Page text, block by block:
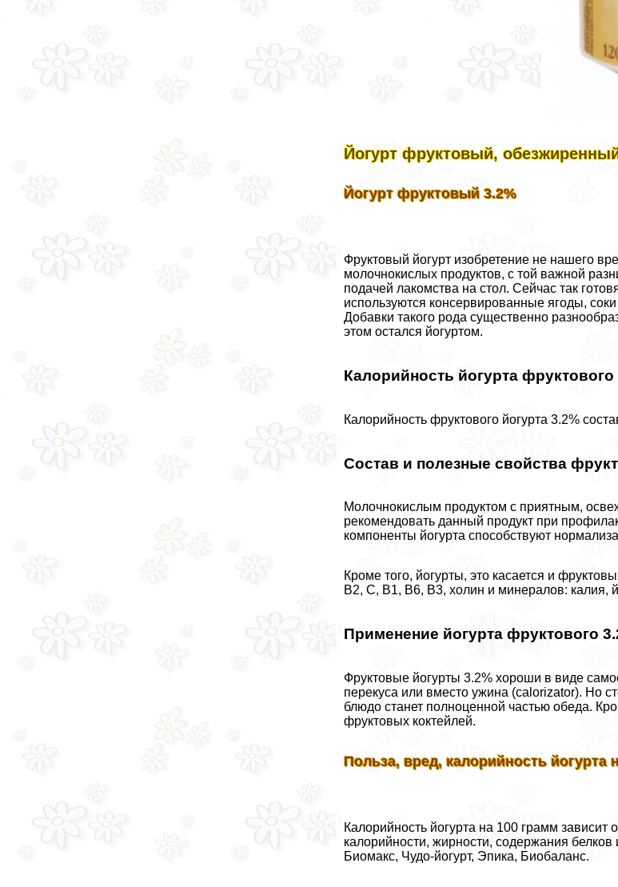
Йогурт фруктовый,
Йогурт фруктовый 3.2%
Фруктовый йогурт изобретение не нашего
молочнокислых продуктов, с той важной
подачей лакомства на стол. Сейчас так
используются консервированные ягоды,
Добавки такого рода существенно
этом остался йогуртом.
Калорийность йогурта фруктового
Калорийность фруктового йогурта 3.2%
Состав и полезные свойства
Молочнокислым продуктом с приятным,
рекомендовать данный продукт при
компоненты йогурта способствуют
Кроме того, йогурты, это касается и
B2, C, B1, B6, В3, холин и минералов:
Применение йогурта фруктового
Фруктовые йогурты 3.2% хороши в виде
перекуса или вместо ужина (calorizator). Но
блюдо станет полноценной частью обеда.
фруктовых коктейлей.
Польза, вред, калорийность йогурта
Калорийность йогурта на 100 грамм зависит
калорийности, жирности, содержания
Биомакс, Чудо-йогурт, Эпика, Биобаланс.